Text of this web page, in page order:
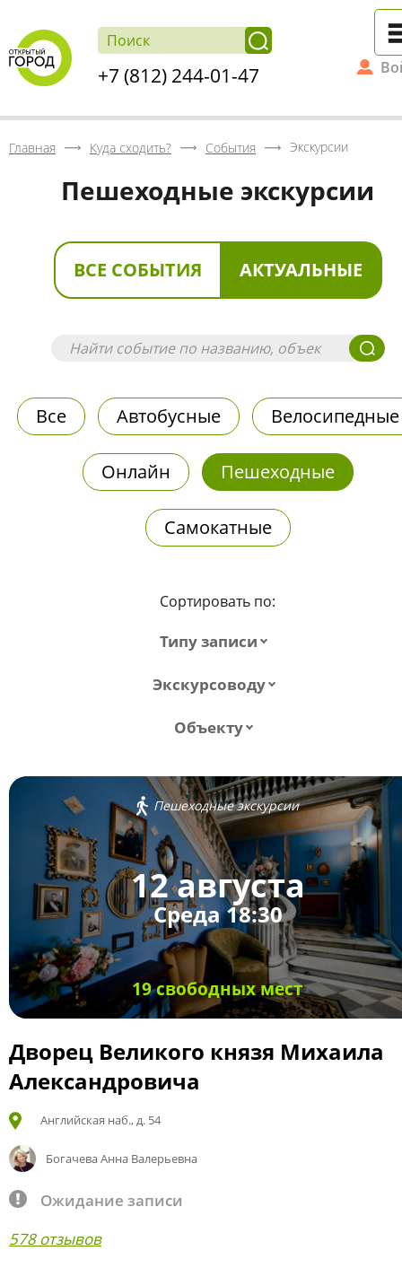
+7 (812) 244-01-47
Главная Куда сходить? События Экскурсии
Пешеходные экскурсии
ВСЕ СОБЫТИЯ АКТУАЛЬНЫЕ
Все Автобусные Велосипедные
Онлайн Пешеходные
Самокатные
Сортировать по:
Типу записи
Экскурсоводу
Объекту
Пешеходные экскурсии
12 августа
Среда 18:30
19 свободных мест
Дворец Великого князя Михаила
Александровича
Английская наб., д. 54
Богачева Анна Валерьевна
Ожидание записи
578 отзывов